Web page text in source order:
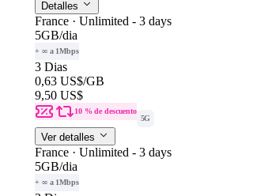
Detalles
France · Unlimited - 3 days
5GB/dia
+ ∞ a 1Mbps
3 Dias
0,63 US$/GB
9,50 US$
10 % de descuento
5G
Ver detalles
France · Unlimited - 3 days
5GB/dia
+ ∞ a 1Mbps